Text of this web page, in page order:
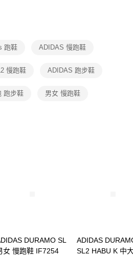
後付 」之結帳頁面顯示為準，若有關於
款等相關疑問，請聯繫「AFTEE先享後付
support/home
提供之「AFTEE先享後付」服務完成之交
。
定代理人或監護人之同意方可使用
將依據個別帳號之用戶狀況，依本公司即
跑鞋 ADIDAS 慢跑鞋
慢跑鞋 ADIDAS 跑步鞋
跑步鞋 男女 慢跑鞋
DURAMO SL
女 慢跑鞋 IF7254
ADIDAS
SL2 HABU K 中